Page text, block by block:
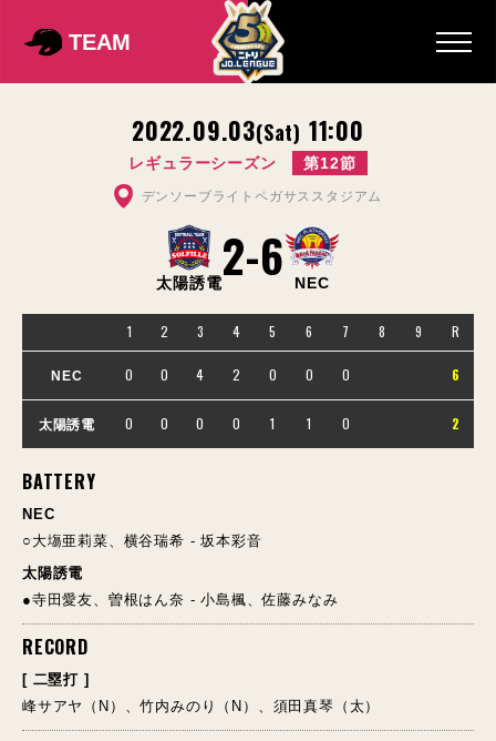
TEAM
2022.09.03(Sat) 11:00
レギュラーシーズン 第12節
デンソーブライトペガサススタジアム
太陽誘電2-6 NEC
1 2 3 4 5 6 7 8 9 R
NEC 0 0 4 2 0 0 0 6
太陽誘電 0 0 0 0 1 1 0 2
BATTERY
NEC
○大塲亜莉菜、横谷瑞希 - 坂本彩音
太陽誘電
●寺田愛友、曽根はん奈 - 小島楓、佐藤みなみ
RECORD
[ 二塁打 ]
峰サアヤ（N）、竹内みのり（N）、須田真琴（太）